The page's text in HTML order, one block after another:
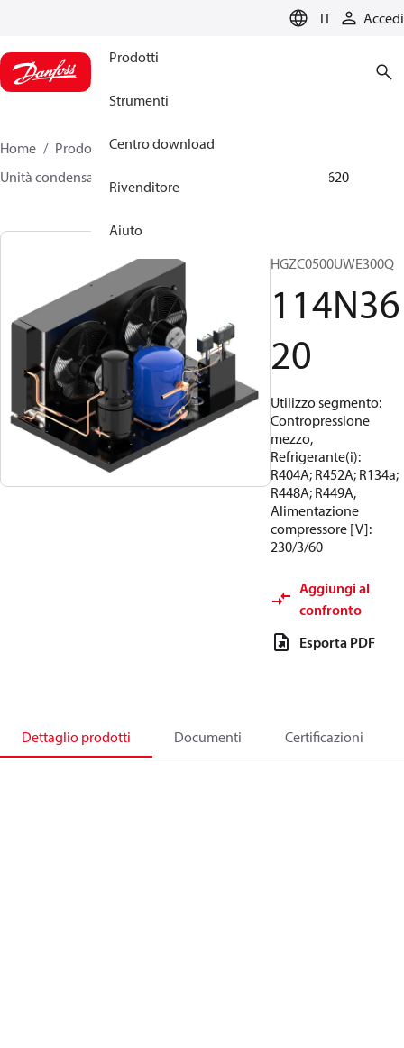
IT Accedi
Prodotti
Strumenti
Centro download
Rivenditore
Aiuto
Home Prodotti
Climate Solutions for cooling
Unità condensatrici
114N3620
HGZC0500UWE300Q
114N36
20
Utilizzo segmento:
Contropressione
mezzo,
Refrigerante(i):
R404A; R452A; R134a;
R448A; R449A,
Alimentazione
compressore [V]:
230/3/60
Aggiungi al
confronto
Esporta PDF
Dettaglio prodotti Documenti Certificazioni